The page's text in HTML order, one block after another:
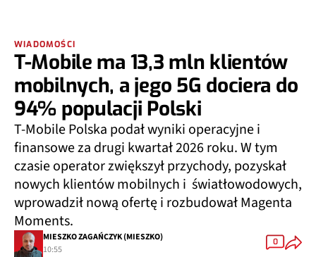
WIADOMOŚCI
T-Mobile ma 13,3 mln klientów
mobilnych, a jego 5G dociera do
94% populacji Polski
T-Mobile Polska podał wyniki operacyjne i
finansowe za drugi kwartał 2026 roku. W tym
czasie operator zwiększył przychody, pozyskał
nowych klientów mobilnych i światłowodowych,
wprowadził nową ofertę i rozbudował Magenta
Moments.
MIESZKO ZAGAŃCZYK (MIESZKO)
10:55
0